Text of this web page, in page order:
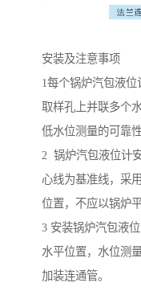
安装及注意事项
1每个锅炉汽包液
取样孔上并联多个
低水位测量的可靠性
2 锅炉汽包液位计
心线为基准线，采
位置，不应以锅炉
3 安装锅炉汽包液
水平位置，水位测
加装连通管。